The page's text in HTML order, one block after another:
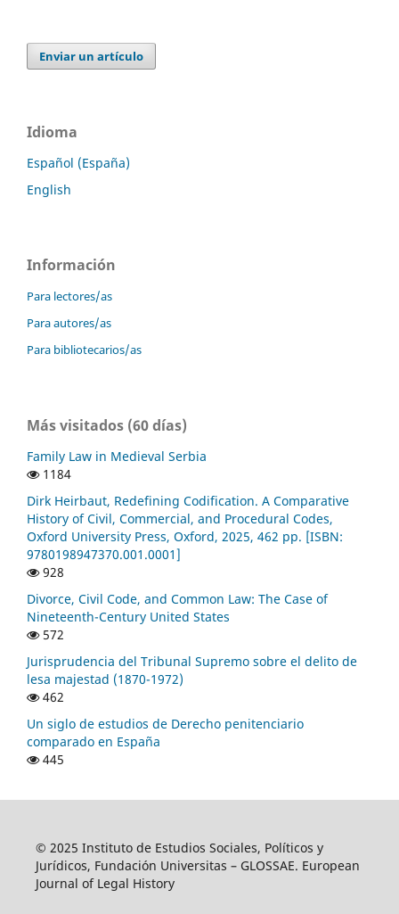
Enviar un artículo
Idioma
Español (España)
English
Información
Para lectores/as
Para autores/as
Para bibliotecarios/as
Más visitados (60 días)
Family Law in Medieval Serbia
1184
Dirk Heirbaut, Redefining Codification. A Comparative
History of Civil, Commercial, and Procedural Codes,
Oxford University Press, Oxford, 2025, 462 pp. [ISBN:
9780198947370.001.0001]
928
Divorce, Civil Code, and Common Law: The Case of
Nineteenth-Century United States
572
Jurisprudencia del Tribunal Supremo sobre el delito de
lesa majestad (1870-1972)
462
Un siglo de estudios de Derecho penitenciario
comparado en España
445
© 2025 Instituto de Estudios Sociales, Políticos y
Jurídicos, Fundación Universitas – GLOSSAE. European
Journal of Legal History